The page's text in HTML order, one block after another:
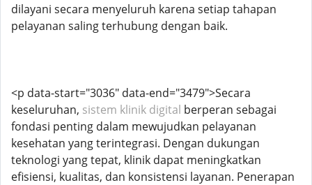
dilayani secara menyeluruh karena setiap tahapan
pelayanan saling terhubung dengan baik.
<p data-start="3036" data-end="3479">Secara
keseluruhan, sistem klinik digital berperan sebagai
fondasi penting dalam mewujudkan pelayanan
kesehatan yang terintegrasi. Dengan dukungan
teknologi yang tepat, klinik dapat meningkatkan
efisiensi, kualitas, dan konsistensi layanan. Penerapan